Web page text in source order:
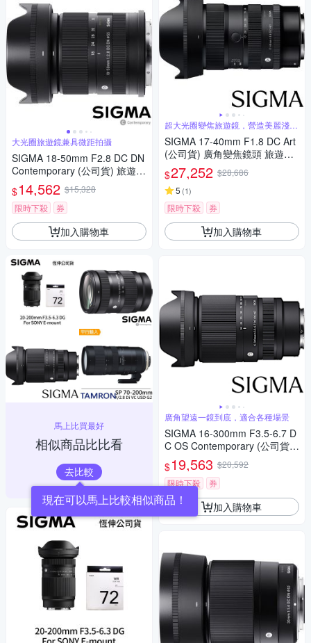
大光圈旅遊鏡兼具微距拍攝
SIGMA 18-50mm F2.8 DC DN
Contemporary (公司貨) 旅遊鏡
APS-C 無反微單眼專用鏡頭
$14,562 $15,328
限時下殺
券
加入購物車
馬上比買最好
相似商品比比看
去比較
現在可以馬上比較相似商品！
超大光圈變焦旅遊鏡，營造美麗淺景
深
SIGMA 17-40mm F1.8 DC Art
(公司貨) 廣角變焦鏡頭 旅遊鏡
APS-C 無反微單眼鏡頭
$27,252 $28,686
5 (1)
限時下殺 券
加入購物車
廣角望遠一鏡到底，適合各種場景
SIGMA 16-300mm F3.5-6.7 D
C OS Contemporary (公司貨)
廣角變焦鏡頭 旅遊鏡 APS-C 無
反微單眼鏡頭
$19,563 $20,592
限時下殺
券
加入購物車